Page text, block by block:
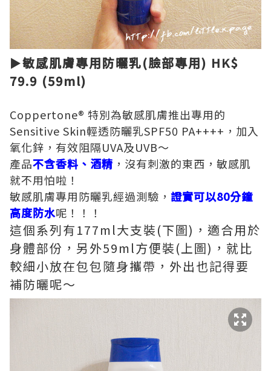
►敏感肌膚專用防曬乳(臉部專用) HK$
79.9 (59ml)
Coppertone® 特別為敏感肌膚推出專用的
Sensitive Skin輕透防曬乳SPF50 PA++++，加入
氧化鋅，有效阻隔UVA及UVB～
產品不含香料、酒精 ，沒有刺激的東西，敏感肌
就不用怕啦！
敏感肌膚專用防曬乳經過測驗， 證實可以80分鐘
高度防水呢！！！
這個系列有177ml大支裝(下圖)，適合用於
身體部份，另外59ml方便裝(上圖)，就比
較細小放在包包隨身攜帶，外出也記得要
補防曬呢～